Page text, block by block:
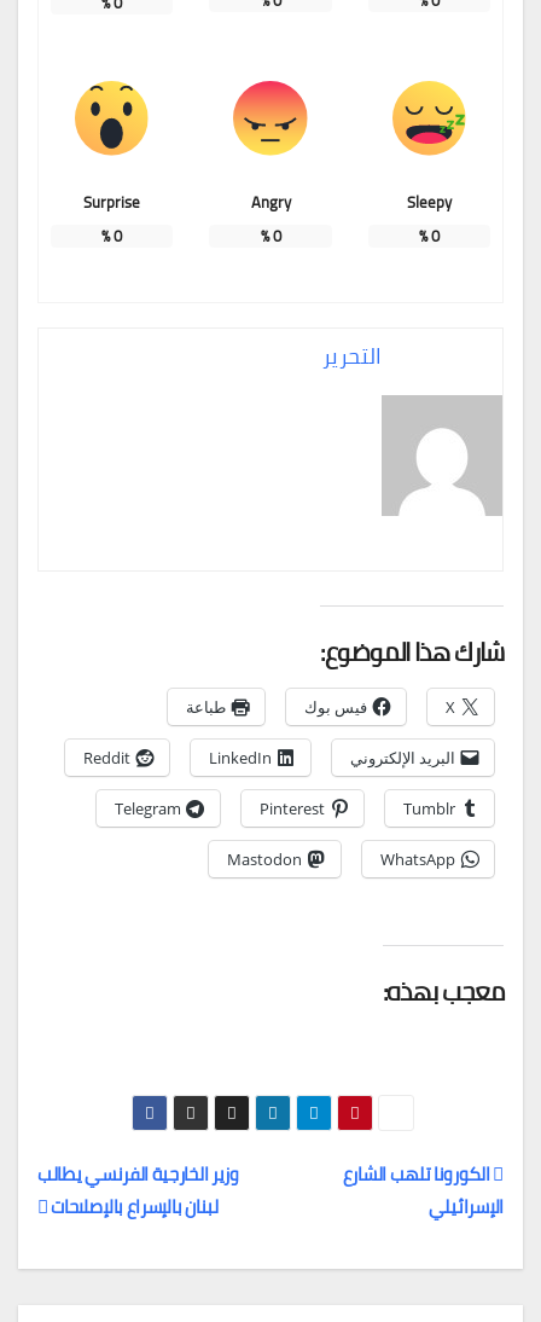
Sleepy
0
%
Angry
0
%
Surprise
0
%
التحرير
شارك هذا الموضوع:
X فيس بوك طباعة
البريد الإلكتروني LinkedIn
Reddit
Tumblr
Pinterest
Telegram
WhatsApp
Mastodon
معجب بهذه:
تصفّح
المقالات
وزير الخارجية الفرنسي يطالب
لبنان بالإسراع بالإصلاحات
الكورونا تلهب الشارع
الإسرائيلي